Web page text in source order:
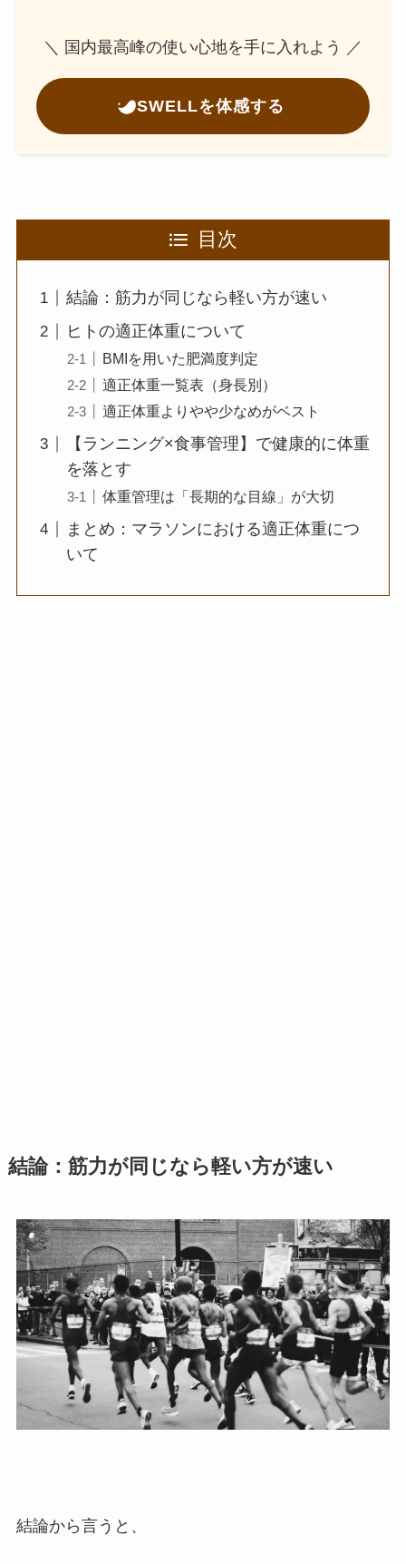
＼ 国内最高峰の使い心地を手に入れよう ／
SWELLを体感する
目次
結論：筋力が同じなら軽い方が速い
ヒトの適正体重について
BMIを用いた肥満度判定
適正体重一覧表（身長別）
適正体重よりやや少なめがベスト
【ランニング×食事管理】で健康的に体重
を落とす
体重管理は「長期的な目線」が大切
まとめ：マラソンにおける適正体重につ
いて
結論：筋力が同じなら軽い方が速い
結論から言うと、